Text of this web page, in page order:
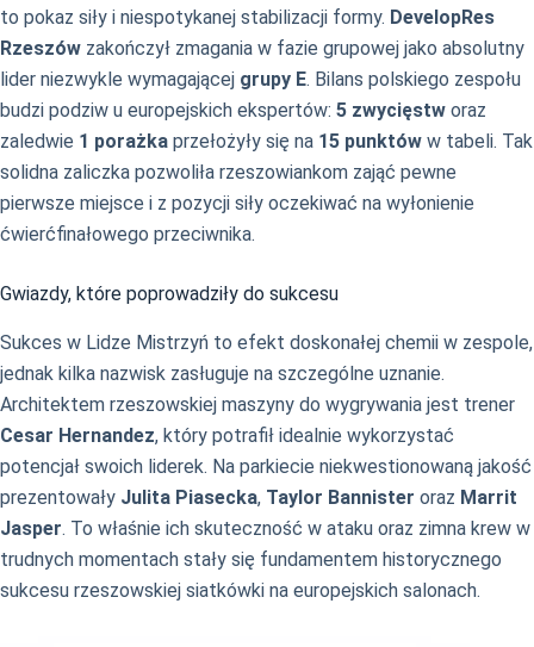
to pokaz siły i niespotykanej stabilizacji formy. DevelopRes
Rzeszów zakończył zmagania w fazie grupowej jako absolutny
lider niezwykle wymagającej grupy E. Bilans polskiego zespołu
budzi podziw u europejskich ekspertów: 5 zwycięstw oraz
zaledwie 1 porażka przełożyły się na 15 punktów w tabeli. Tak
solidna zaliczka pozwoliła rzeszowiankom zająć pewne
pierwsze miejsce i z pozycji siły oczekiwać na wyłonienie
ćwierćfinałowego przeciwnika.
Gwiazdy, które poprowadziły do sukcesu
Sukces w Lidze Mistrzyń to efekt doskonałej chemii w zespole,
jednak kilka nazwisk zasługuje na szczególne uznanie.
Architektem rzeszowskiej maszyny do wygrywania jest trener
Cesar Hernandez, który potrafił idealnie wykorzystać
potencjał swoich liderek. Na parkiecie niekwestionowaną jakość
prezentowały Julita Piasecka, Taylor Bannister oraz Marrit
Jasper. To właśnie ich skuteczność w ataku oraz zimna krew w
trudnych momentach stały się fundamentem historycznego
sukcesu rzeszowskiej siatkówki na europejskich salonach.